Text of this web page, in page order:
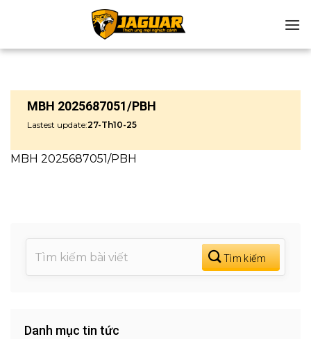
MBH 2025687051/PBH
Lastest update:27-Th10-25
MBH 2025687051/PBH
Danh mục tin tức